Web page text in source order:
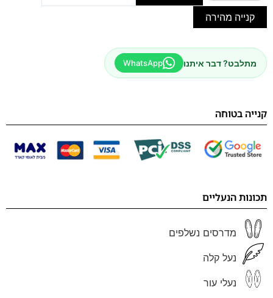
קנייה מהירה
מתלבט? דבר איתנו WhatsApp
קנייה בטוחה
תכונות הנעליים
מדרסים נשלפים
נעל קלה
נעלי עור